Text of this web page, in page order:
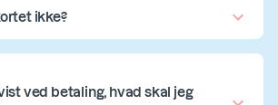
ikke?
ved betaling, hvad skal jeg